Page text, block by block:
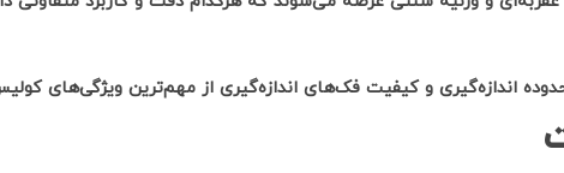
اندازه‌گیری و کیفیت فک‌های اندازه‌گیری از مهم‌ترین ویژگی‌های